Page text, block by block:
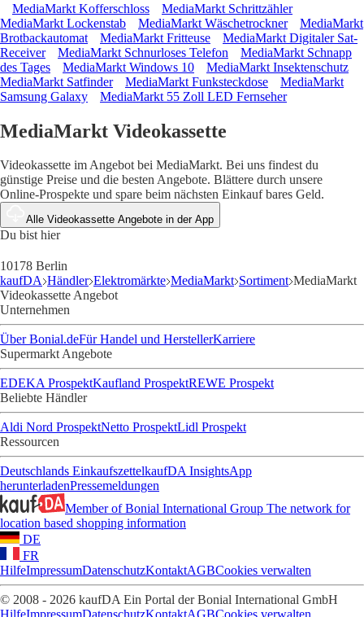
MediaMarkt Kofferschloss
MediaMarkt Schrittzähler
MediaMarkt Lockenstab
MediaMarkt Wäschetrockner
MediaMarkt
Brotbackautomat
MediaMarkt Fritteuse
MediaMarkt Digitaler Sat-
Receiver
MediaMarkt Schnurloses Telefon
MediaMarkt Schnapp
des Tages
MediaMarkt Windows 10
MediaMarkt Insektenschutz
MediaMarkt Satfinder
MediaMarkt Funksteckdose
MediaMarkt
Samsung Galaxy
MediaMarkt 55 Zoll LED Fernseher
MediaMarkt Videokassette
Videokassette im Angebot bei MediaMarkt. Bei uns findest du
günstige Preise und die besten Angebote. Blättere durch unsere
Online-Prospekte und spare beim nächsten Einkauf bares Geld.
Alle Videokassette Angebote in der App
Du bist hier
10178 Berlin
kaufDA Händler Elektromärkte MediaMarkt Sortiment MediaMarkt
Videokassette Angebot
Unternehmen
Über Bonial.deFür Handel und HerstellerKarriere
Supermarkt Angebote
EDEKA ProspektKaufland ProspektREWE Prospekt
Beliebte Händler
Aldi Nord ProspektNetto ProspektLidl Prospekt
Ressourcen
Deutschlands EinkaufszettelkaufDA InsightsApp
herunterladenPressemeldungen
Member of Bonial International Group The network for
location based shopping information
DE
FR
HilfeImpressumDatenschutzKontaktAGBCookies verwalten
© 2008 - 2026 kaufDA Ein Portal der Bonial International GmbH